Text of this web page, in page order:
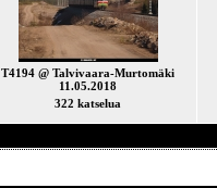
T4194 @ Talvivaara-Murtomäki
11.05.2018
322 katselua